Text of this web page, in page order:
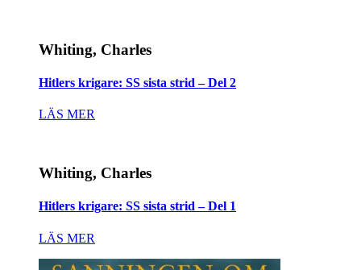
Whiting, Charles
Hitlers krigare: SS sista strid – Del 2
LÄS MER
Whiting, Charles
Hitlers krigare: SS sista strid – Del 1
LÄS MER